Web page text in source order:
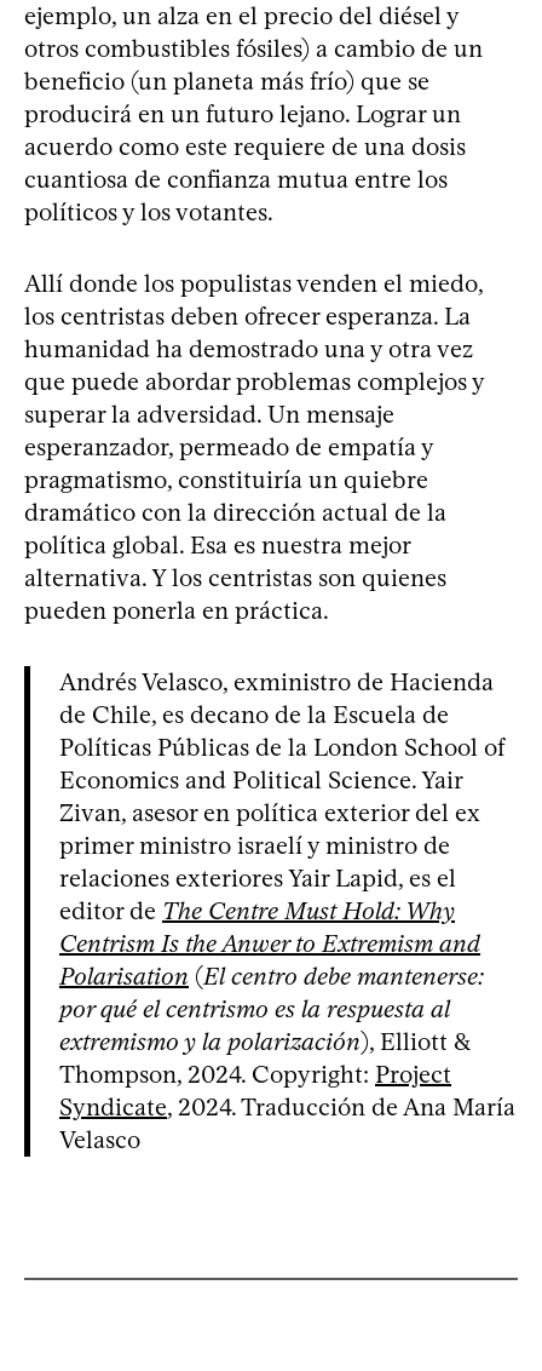
ejemplo, un alza en el precio del diésel y
otros combustibles fósiles) a cambio de un
beneficio (un planeta más frío) que se
producirá en un futuro lejano. Lograr un
acuerdo como este requiere de una dosis
cuantiosa de confianza mutua entre los
políticos y los votantes.
Allí donde los populistas venden el miedo,
los centristas deben ofrecer esperanza. La
humanidad ha demostrado una y otra vez
que puede abordar problemas complejos y
superar la adversidad. Un mensaje
esperanzador, permeado de empatía y
pragmatismo, constituiría un quiebre
dramático con la dirección actual de la
política global. Esa es nuestra mejor
alternativa. Y los centristas son quienes
pueden ponerla en práctica.
Andrés Velasco, exministro de Hacienda
de Chile, es decano de la Escuela de
Políticas Públicas de la London School of
Economics and Political Science. Yair
Zivan, asesor en política exterior del ex
primer ministro israelí y ministro de
relaciones exteriores Yair Lapid, es el
editor de The Centre Must Hold: Why
Centrism Is the Anwer to Extremism and
Polarisation (El centro debe mantenerse:
por qué el centrismo es la respuesta al
extremismo y la polarización), Elliott &
Thompson, 2024. Copyright: Project
Syndicate, 2024. Traducción de Ana María
Velasco